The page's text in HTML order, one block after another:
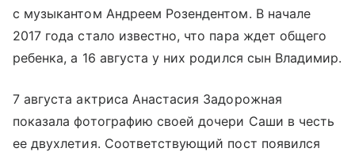
с музыкантом Андреем Розендентом. В начале
2017 года стало известно, что пара ждет общего
ребенка, а 16 августа у них родился сын Владимир.
7 августа актриса Анастасия Задорожная
показала фотографию своей дочери Саши в честь
ее двухлетия. Соответствующий пост появился